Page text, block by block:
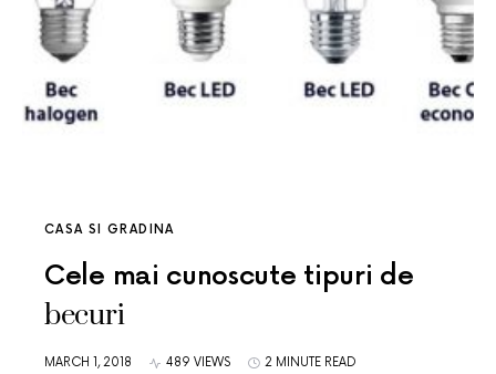
CASA SI GRADINA
Cele mai cunoscute tipuri de
becuri
MARCH 1, 2018 489 VIEWS 2 MINUTE READ